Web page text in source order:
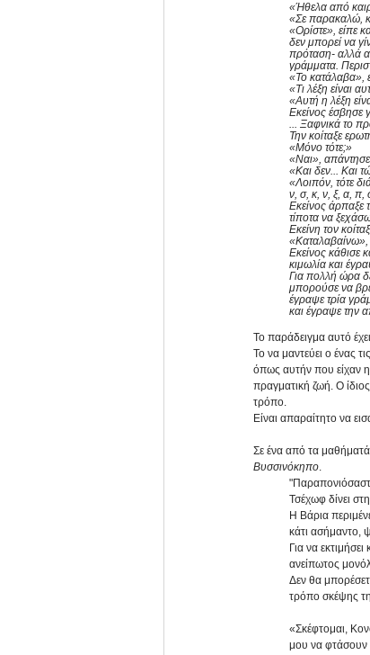
«Ήθελα από
«Σε παρακαλώ,
«Ορίστε», είπε
δεν μπορεί να
πρόταση- αλλά
γράμματα.
«Το κατάλαβα»,
«Τι λέξη είναι
«Αυτή η λέξη
Εκείνος έσβησε
... Ξαφνικά το
Την κοίταξε
«Μόνο τότε;»
«Ναι»,
«Και δεν... Και
«Λοιπόν, τότε
ν, σ, κ, ν, ξ, α, π,
Εκείνος άρπαξε
τίποτα να
Εκείνη τον
«Καταλαβαίνω»,
Εκείνος κάθισε
κιμωλία και
Για πολλή ώρα
μπορούσε να
έγραψε τρία
και έγραψε την
Το παράδειγμα αυτό
Το να μαντεύει ο ένας
όπως αυτήν που είχαν η
πραγματική ζωή. Ο
τρόπο.
Είναι απαραίτητο να
Σε ένα από τα μαθήματά
Βυσσινόκηπο.
Τσέχωφ δίνει
Η Βάρια
κάτι ασήμαντο,
Για να
ανείπωτος
Δεν θα
τρόπο σκέψης
«Σκέφτομαι,
μου να φτάσουν